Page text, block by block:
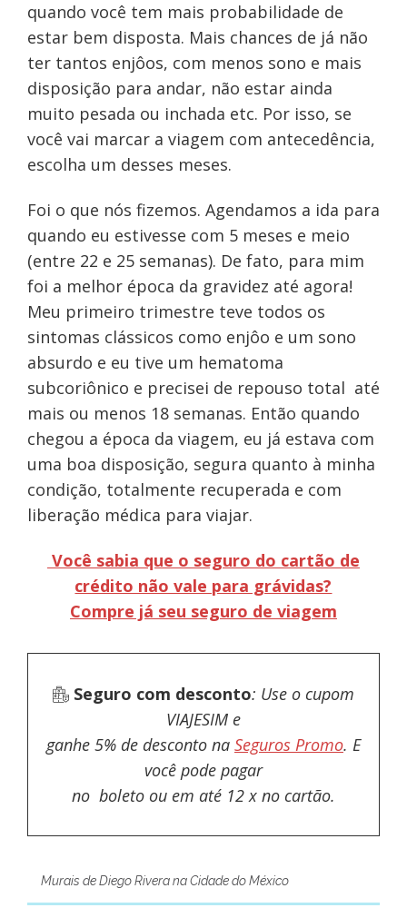
quando você tem mais probabilidade de
estar bem disposta. Mais chances de já não
ter tantos enjôos, com menos sono e mais
disposição para andar, não estar ainda
muito pesada ou inchada etc. Por isso, se
você vai marcar a viagem com antecedência,
escolha um desses meses.
Foi o que nós fizemos. Agendamos a ida para
quando eu estivesse com 5 meses e meio
(entre 22 e 25 semanas). De fato, para mim
foi a melhor época da gravidez até agora!
Meu primeiro trimestre teve todos os
sintomas clássicos como enjôo e um sono
absurdo e eu tive um hematoma
subcoriônico e precisei de repouso total até
mais ou menos 18 semanas. Então quando
chegou a época da viagem, eu já estava com
uma boa disposição, segura quanto à minha
condição, totalmente recuperada e com
liberação médica para viajar.
Você sabia que o seguro do cartão de
crédito não vale para grávidas?
Compre já seu seguro de viagem
Seguro com desconto: Use o cupom
VIAJESIM e
ganhe 5% de desconto na Seguros Promo. E
você pode pagar
no boleto ou em até 12 x no cartão.
Murais de Diego Rivera na Cidade do México